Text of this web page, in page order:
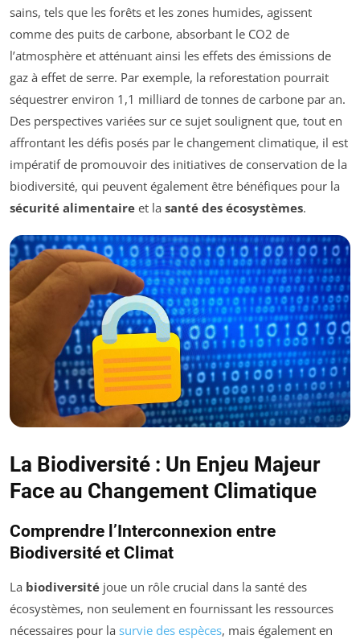
sains, tels que les forêts et les zones humides, agissent
comme des puits de carbone, absorbant le CO2 de
l’atmosphère et atténuant ainsi les effets des émissions de
gaz à effet de serre. Par exemple, la reforestation pourrait
séquestrer environ 1,1 milliard de tonnes de carbone par an.
Des perspectives variées sur ce sujet soulignent que, tout en
affrontant les défis posés par le changement climatique, il est
impératif de promouvoir des initiatives de conservation de la
biodiversité, qui peuvent également être bénéfiques pour la
sécurité alimentaire et la santé des écosystèmes.
La Biodiversité : Un Enjeu Majeur
Face au Changement Climatique
Comprendre l’Interconnexion entre
Biodiversité et Climat
La biodiversité joue un rôle crucial dans la santé des
écosystèmes, non seulement en fournissant les ressources
nécessaires pour la survie des espèces, mais également en